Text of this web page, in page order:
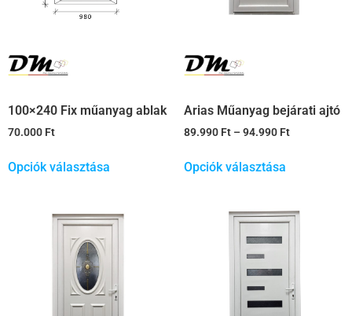
100×240 Fix műanyag ablak
70.000 Ft
Opciók választása
Arias Műanyag bejárati ajtó
89.990 Ft – 94.990 Ft
Opciók választása